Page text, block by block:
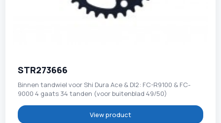
STR273666
Binnen tandwiel voor Shi Dura Ace & DI2: FC-R9100 & FC-
9000 4 gaats 34 tanden (voor buitenblad 49/50)
View product